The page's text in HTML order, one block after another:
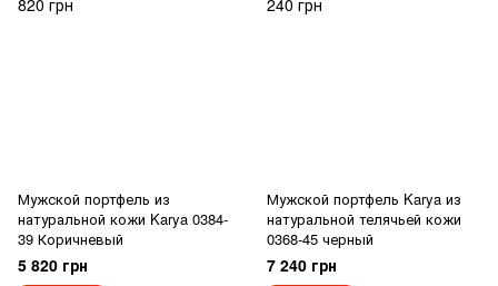
Мужской портфель из
натуральной кожи Karya 0384-
39 Коричневый
5 820 грн
Мужской портфель Karya из
натуральной телячьей кожи
0368-45 черный
7 240 грн